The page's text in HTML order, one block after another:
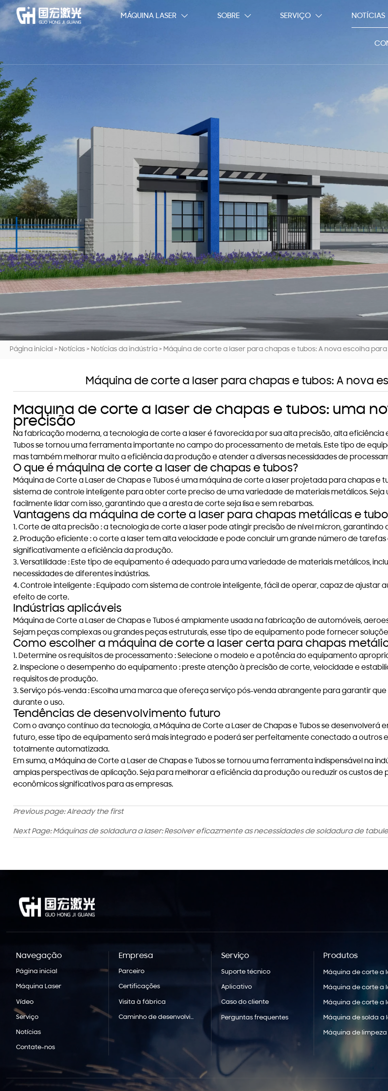
MÁQUINA LASER  SOBRE  SERVIÇO  NOTÍCIAS
Página inicial > Notícias > Notícias da indústria > Máquina de corte a laser para chapas e tubos: A nova escolha
Máquina de corte a laser para chapas e tubos: A nova
Máquina de corte a laser de chapas e tubos: uma
precisão
Na fabricação moderna, a tecnologia de corte a laser é favorecida por sua alta precisão, alta eficiência
Tubos se tornou uma ferramenta importante no campo do processamento de metais. Este tipo de
mas também melhorar muito a eficiência da produção e atender a diversas necessidades de
O que é máquina de corte a laser de chapas e tubos?
Máquina de Corte a Laser de Chapas e Tubos é uma máquina de corte a laser projetada para chapas
sistema de controle inteligente para obter corte preciso de uma variedade de materiais metálicos.
facilmente lidar com isso, garantindo que a aresta de corte seja lisa e sem rebarbas.
Vantagens da máquina de corte a laser para chapas metálicas e
1.Corte de alta precisão : a tecnologia de corte a laser pode atingir precisão de nível mícron,
2. Produção eficiente : o corte a laser tem alta velocidade e pode concluir um grande número de
significativamente a eficiência da produção.
3.Versatilidade : Este tipo de equipamento é adequado para uma variedade de materiais metálicos,
necessidades de diferentes indústrias.
4.Controle inteligente : Equipado com sistema de controle inteligente, fácil de operar, capaz de
efeito de corte.
Indústrias aplicáveis
Máquina de Corte a Laser de Chapas e Tubos é amplamente usada na fabricação de automóveis,
Sejam peças complexas ou grandes peças estruturais, esse tipo de equipamento pode fornecer
Como escolher a máquina de corte a laser certa para chapas
1. Determine os requisitos de processamento : Selecione o modelo e a potência do equipamento
2. Inspecione o desempenho do equipamento : preste atenção à precisão de corte, velocidade e
requisitos de produção.
3.Serviço pós-venda : Escolha uma marca que ofereça serviço pós-venda abrangente para garantir
durante o uso.
Tendências de desenvolvimento futuro
Com o avanço contínuo da tecnologia, a Máquina de Corte a Laser de Chapas e Tubos se
futuro, esse tipo de equipamento será mais integrado e poderá ser perfeitamente conectado a
totalmente automatizada.
Em suma, a Máquina de Corte a Laser de Chapas e Tubos se tornou uma ferramenta indispensável na
amplas perspectivas de aplicação. Seja para melhorar a eficiência da produção ou reduzir os custos
econômicos significativos para as empresas.
Previous page: Already the first
Next Page:Máquinas de soldadura a laser: Resolver eficazmente as necessidades de soldadura de
Navegação
Página inicial
Máquina Laser
Vídeo
Serviço
Notícias
Contate-nos
Empresa
Parceiro
Certificações
Visita à fábrica
Caminho de desenvolvimento
Serviço
Suporte técnico
Aplicativo
Caso do cliente
Perguntas frequentes
Produtos
Máquina de corte a
Máquina de corte a
Máquina de corte a
Máquina de solda a
Máquina de limpeza